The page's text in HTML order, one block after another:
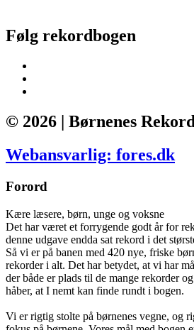
Følg rekordbogen
© 2026 | Børnenes
Webansvarlig: fores.dk
Forord
Kære læsere, børn, unge og voksne
Det har været et forrygende godt år for
denne udgave endda sat rekord i det
Så vi er på banen med 420 nye, friske
rekorder i alt. Det har betydet, at vi har
der både er plads til de mange rekorder
håber, at I nemt kan finde rundt i bogen.
Vi er rigtig stolte på børnenes vegne, og